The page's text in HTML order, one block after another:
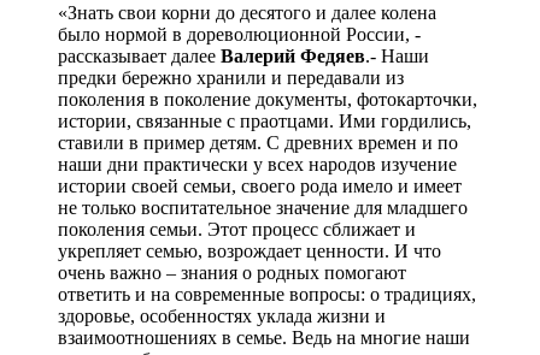
«Знать свои корни до десятого и далее колена
было нормой в дореволюционной России, -
рассказывает далее Валерий Федяев.- Наши
предки бережно хранили и передавали из
поколения в поколение документы, фотокарточки,
истории, связанные с праотцами. Ими гордились,
ставили в пример детям. С древних времен и по
наши дни практически у всех народов изучение
истории своей семьи, своего рода имело и имеет
не только воспитательное значение для младшего
поколения семьи. Этот процесс сближает и
укрепляет семью, возрождает ценности. И что
очень важно – знания о родных помогают
ответить и на современные вопросы: о традициях,
здоровье, особенностях уклада жизни и
взаимоотношениях в семье. Ведь на многие наши